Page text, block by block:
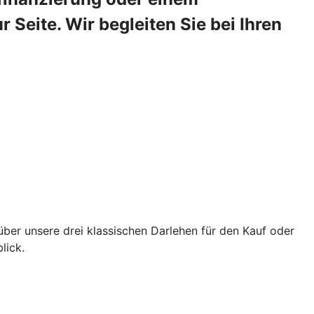
Seite. Wir begleiten Sie bei Ihren
unsere drei klassischen Darlehen für den Kauf oder